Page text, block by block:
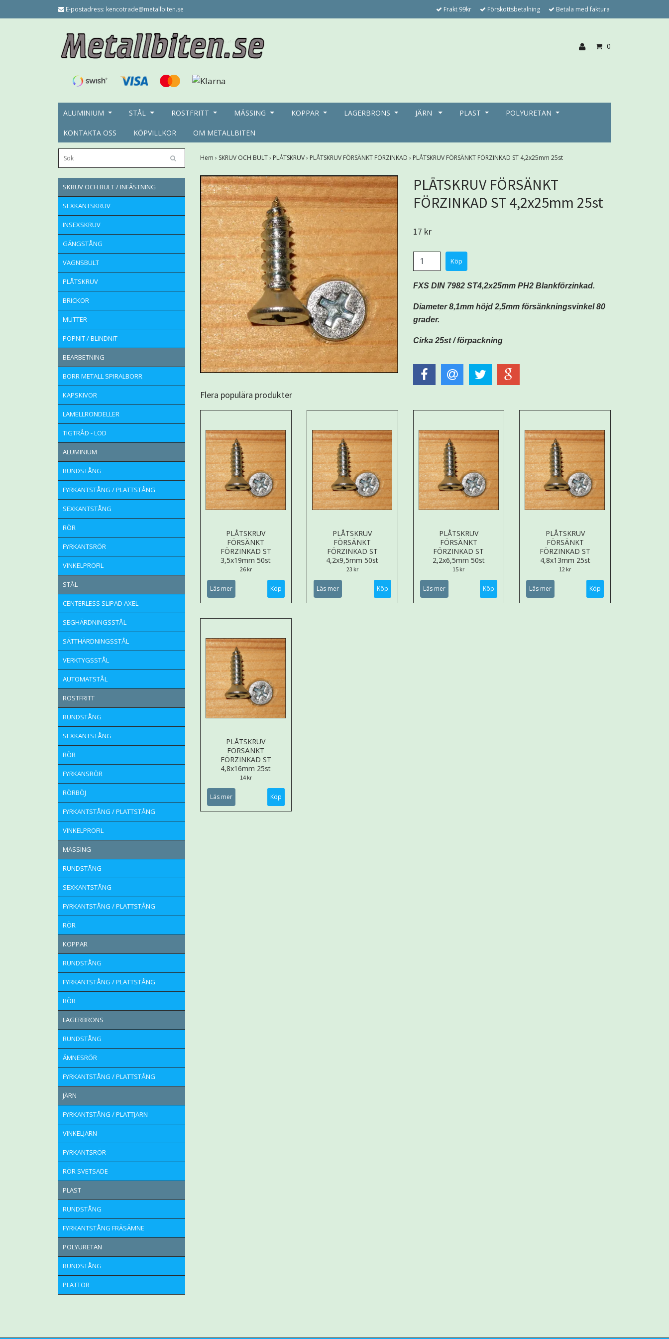
E-postadress: kencotrade@metallbiten.se Frakt 99kr Förskottsbetalning Betala med faktura
0
ALUMINIUM STÅL ROSTFRITT MÄSSING KOPPAR LAGERBRONS JÄRN PLAST POLYURETAN
KONTAKTA OSS KÖPVILLKOR OM METALLBITEN
SKRUV OCH BULT / INFÄSTNING
SEXKANTSKRUV
INSEXSKRUV
GÄNGSTÅNG
VAGNSBULT
PLÅTSKRUV
BRICKOR
MUTTER
POPNIT / BLINDNIT
BEARBETNING
BORR METALL SPIRALBORR
KAPSKIVOR
LAMELLRONDELLER
TIGTRÅD - LOD
ALUMINIUM
RUNDSTÅNG
FYRKANTSTÅNG / PLATTSTÅNG
SEXKANTSTÅNG
RÖR
FYRKANTSRÖR
VINKELPROFIL
STÅL
CENTERLESS SLIPAD AXEL
SEGHÄRDNINGSSTÅL
SÄTTHÄRDNINGSSTÅL
VERKTYGSSTÅL
AUTOMATSTÅL
ROSTFRITT
RUNDSTÅNG
SEXKANTSTÅNG
RÖR
FYRKANSRÖR
RÖRBÖJ
FYRKANTSTÅNG / PLATTSTÅNG
VINKELPROFIL
MÄSSING
RUNDSTÅNG
SEXKANTSTÅNG
FYRKANTSTÅNG / PLATTSTÅNG
RÖR
KOPPAR
RUNDSTÅNG
FYRKANTSTÅNG / PLATTSTÅNG
RÖR
LAGERBRONS
RUNDSTÅNG
ÄMNESRÖR
FYRKANTSTÅNG / PLATTSTÅNG
JÄRN
FYRKANTSTÅNG / PLATTJÄRN
VINKELJÄRN
FYRKANTSRÖR
RÖR SVETSADE
PLAST
RUNDSTÅNG
FYRKANTSTÅNG FRÄSÄMNE
POLYURETAN
RUNDSTÅNG
PLATTOR
Hem › SKRUV OCH BULT› PLÅTSKRUV› PLÅTSKRUV FÖRSÄNKT FÖRZINKAD › PLÅTSKRUV FÖRSÄNKT FÖRZINKAD ST 4,2x25mm 25st
PLÅTSKRUV FÖRSÄNKT
FÖRZINKAD ST 4,2x25mm 25st
17 kr
FXS DIN 7982 ST4,2x25mm PH2 Blankförzinkad.
Diameter 8,1mm höjd 2,5mm försänkningsvinkel 80
grader.
Cirka 25st / förpackning
Flera populära produkter
PLÅTSKRUV
FÖRSÄNKT
FÖRZINKAD ST
3,5x19mm 50st
26 kr
Läs mer
PLÅTSKRUV
FÖRSÄNKT
FÖRZINKAD ST
4,2x9,5mm 50st
23 kr
Läs mer
PLÅTSKRUV
FÖRSÄNKT
FÖRZINKAD ST
2,2x6,5mm 50st
15 kr
Läs mer
PLÅTSKRUV
FÖRSÄNKT
FÖRZINKAD ST
4,8x13mm 25st
12 kr
Läs mer
PLÅTSKRUV
FÖRSÄNKT
FÖRZINKAD ST
4,8x16mm 25st
14 kr
Läs mer